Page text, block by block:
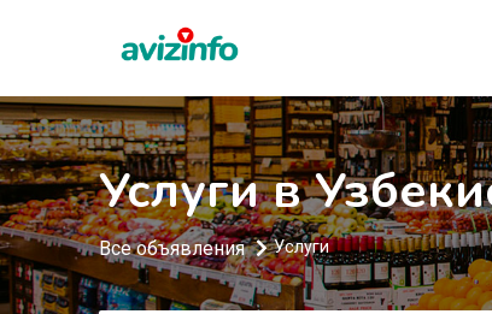
Услуги в
Все объявления Услуги